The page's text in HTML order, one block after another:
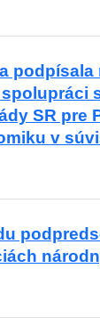
podpísala
SR pre
v